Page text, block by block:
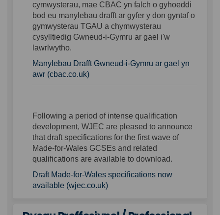
cymwysterau, mae CBAC yn falch o gyhoeddi
bod eu manylebau drafft ar gyfer y don gyntaf o
gymwysterau TGAU a chymwysterau
cysylltiedig Gwneud-i-Gymru ar gael i'w
lawrlwytho.
Manylebau Drafft Gwneud-i-Gymru ar gael yn
awr (cbac.co.uk)(External link)
Following a period of intense qualification
development, WJEC are pleased to announce
that draft specifications for the first wave of
Made-for-Wales GCSEs and related
qualifications are available to download.
Draft Made-for-Wales specifications now
available (wjec.co.uk)(External link)